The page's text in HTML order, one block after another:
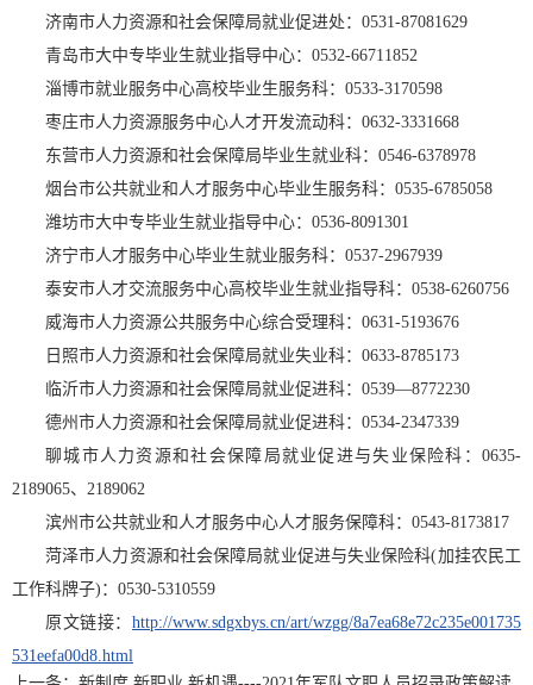
济南市人力资源和社会保障局就业促进处：0531-87081629
青岛市大中专毕业生就业指导中心：0532-66711852
淄博市就业服务中心高校毕业生服务科：0533-3170598
枣庄市人力资源服务中心人才开发流动科：0632-3331668
东营市人力资源和社会保障局毕业生就业科：0546-6378978
烟台市公共就业和人才服务中心毕业生服务科：0535-6785058
潍坊市大中专毕业生就业指导中心：0536-8091301
济宁市人才服务中心毕业生就业服务科：0537-2967939
泰安市人才交流服务中心高校毕业生就业指导科：0538-6260756
威海市人力资源公共服务中心综合受理科：0631-5193676
日照市人力资源和社会保障局就业失业科：0633-8785173
临沂市人力资源和社会保障局就业促进科：0539—8772230
德州市人力资源和社会保障局就业促进科：0534-2347339
聊城市人力资源和社会保障局就业促进与失业保险科：0635-
2189065、2189062
滨州市公共就业和人才服务中心人才服务保障科：0543-8173817
菏泽市人力资源和社会保障局就业促进与失业保险科(加挂农民工
工作科牌子)：0530-5310559
原文链接： http://www.sdgxbys.cn/art/wzgg/8a7ea68e72c235e001735
531eefa00d8.html